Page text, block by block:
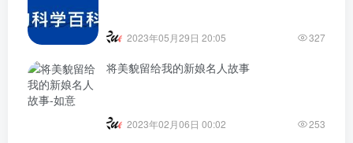
2023年05月29日 20:05 327
将美貌留给我的新娘名人故事
2023年02月06日 00:02 253